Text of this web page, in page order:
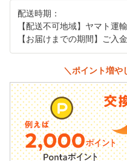
配送時期：
【配送不可地域】ヤマト運
【お届けまでの期間】ご入
＼ポイント増や